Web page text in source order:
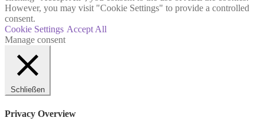
However, you may visit "Cookie Settings" to provide a controlled
consent.
Cookie Settings Accept All
Manage consent
Schließen
Privacy Overview